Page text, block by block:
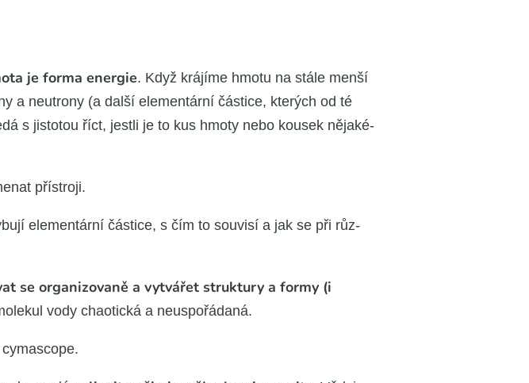
je for­ma ener­gie. Když krá­jí­me hmo­tu na stá­le men­ší
a neutro­ny (a dal­ší ele­men­tár­ní čás­ti­ce, kte­rých od té
s jis­to­tou říct, jest­li je to kus hmo­ty nebo kou­sek něja­ké­
pří­stro­ji.
ele­men­tár­ní čás­ti­ce, s čím to sou­vi­sí a jak se při růz­
se orga­ni­zo­va­ně a vytvá­řet struk­tu­ry a for­my (i
vody cha­o­tic­ká a neu­spo­řá­da­ná.